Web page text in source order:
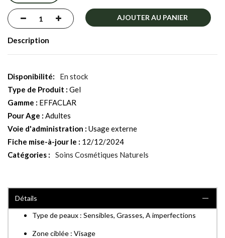
AJOUTER AU PANIER
Description
En stock
Type de Produit : Gel
Gamme : EFFACLAR
Pour Age : Adultes
Voie d'administration : Usage externe
Fiche mise-à-jour le : 12/12/2024
Catégories :
Soins Cosmétiques Naturels
Détails
Type de peaux : Sensibles, Grasses, A imperfections
Zone ciblée : Visage